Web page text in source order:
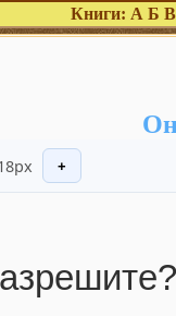
Книги: А Б В
+